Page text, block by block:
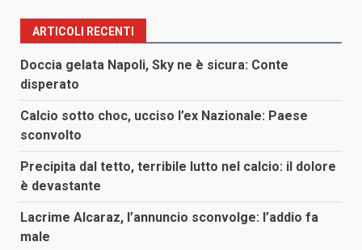
ARTICOLI RECENTI
Doccia gelata Napoli, Sky ne è sicura: Conte
disperato
Calcio sotto choc, ucciso l’ex Nazionale: Paese
sconvolto
Precipita dal tetto, terribile lutto nel calcio: il dolore
è devastante
Lacrime Alcaraz, l’annuncio sconvolge: l’addio fa
male